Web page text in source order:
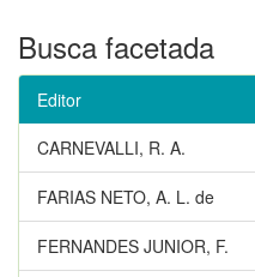
Busca facetada
Editor
CARNEVALLI, R. A.
FARIAS NETO, A. L. de
FERNANDES JUNIOR, F.